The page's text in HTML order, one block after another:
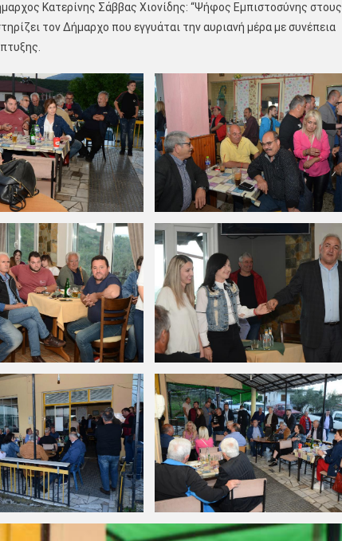
Κατερίνης Σάββας Χιονίδης: “Ψήφος Εμπιστοσύνης στους
τον Δήμαρχο που εγγυάται την αυριανή μέρα με συνέπεια